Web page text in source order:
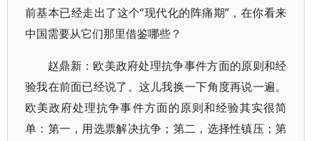
前基本已经走出了这个“现代化的阵痛期”，在你看来
中国需要从它们那里借鉴哪些？
赵鼎新：欧美政府处理抗争事件方面的原则和经
验我在前面已经说了。这儿我换一下角度再说一遍。
欧美政府处理抗争事件方面的原则和经验其实很简
单：第一，用选票解决抗争；第二，选择性镇压；第